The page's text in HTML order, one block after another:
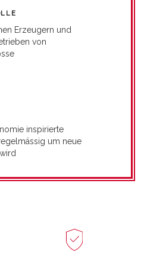
Erzeugern und
von
inspirierte
um neue